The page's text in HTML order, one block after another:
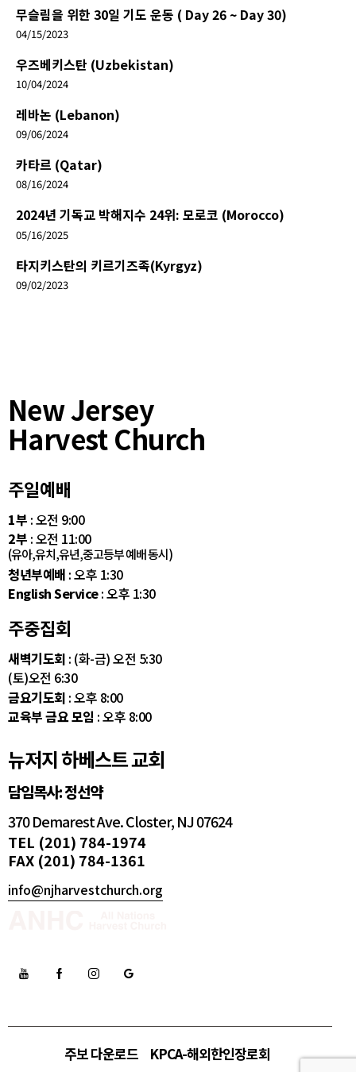
무슬림을 위한 30일 기도 운동 ( Day 26 ~ Day 30)
04/15/2023
우즈베키스탄 (Uzbekistan)
10/04/2024
레바논 (Lebanon)
09/06/2024
카타르 (Qatar)
08/16/2024
2024년 기독교 박해지수 24위: 모로코 (Morocco)
05/16/2025
타지키스탄의 키르기즈족(Kyrgyz)
09/02/2023
New Jersey
Harvest Church
주일예배
1부 : 오전 9:00
2부 : 오전 11:00
(유아,유치,유년,중고등부 예배 동시)
청년부예배 : 오후 1:30
English Service: 오후 1:30
주중집회
새벽기도회 : (화-금) 오전 5:30
(토)오전 6:30
금요기도회 : 오후 8:00
교육부 금요 모임 : 오후 8:00
뉴저지 하베스트 교회
담임목사: 정선약
370 Demarest Ave. Closter, NJ 07624
TEL (201) 784-1974
FAX (201) 784-1361
info@njharvestchurch.org
주보 다운로드 KPCA-해외한인장로회